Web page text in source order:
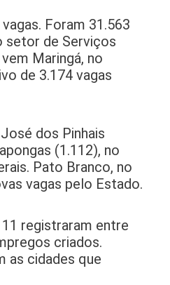
Foram 31.563
setor de Serviços
Maringá, no
de 3.174 vagas
dos Pinhais
(1.112), no
Pato Branco, no
vagas pelo Estado.
registraram entre
criados.
as cidades que